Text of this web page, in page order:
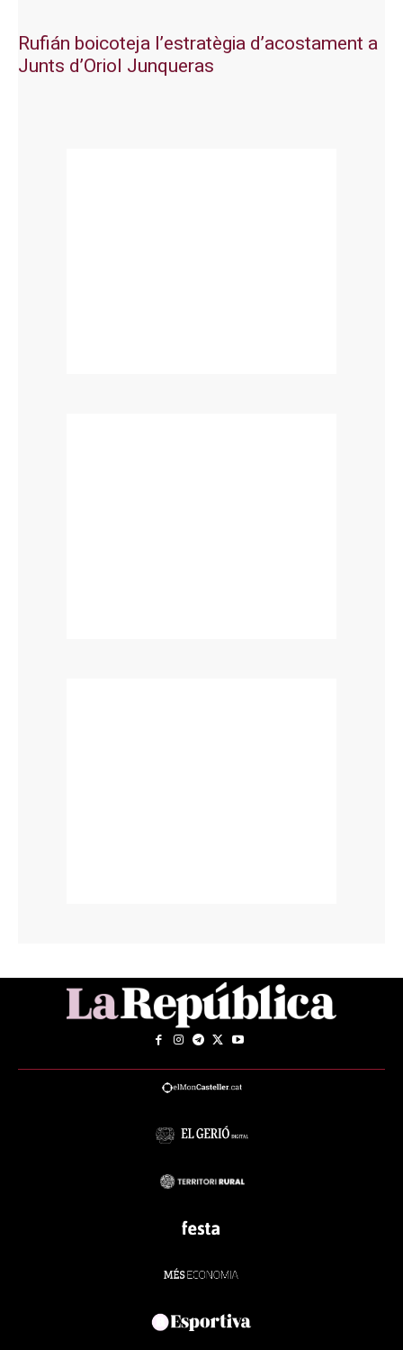
Rufián boicoteja l’estratègia d’acostament a
Junts d’Oriol Junqueras